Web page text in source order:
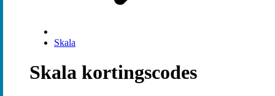
Skala
Skala kortingscodes